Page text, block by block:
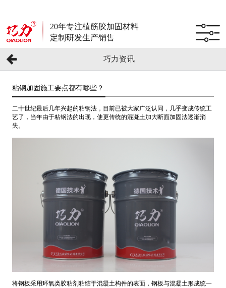
20年专注植筋胶加固材料
定制研发生产销售
巧力资讯
粘钢加固施工要点都有哪些？
二十世纪最后几年兴起的粘钢法，目前已被大家广泛认同，几乎变成传统工
艺了，当年由于粘钢法的出现，使更传统的混凝土加大断面加固法逐渐消
失。
将钢板采用环氧类胶粘剂粘结于混凝土构件的表面，钢板与混凝土形成统一